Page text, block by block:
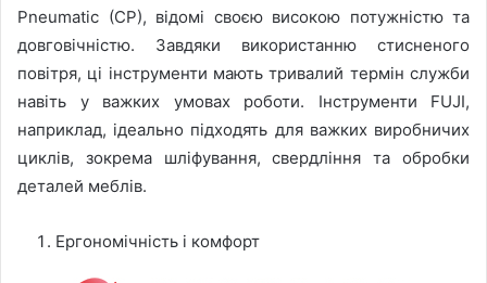
Pneumatic (CP), відомі своєю високою потужністю та
довговічністю. Завдяки використанню стисненого
повітря, ці інструменти мають тривалий термін служби
навіть у важких умовах роботи. Інструменти FUJI,
наприклад, ідеально підходять для важких виробничих
циклів, зокрема шліфування, свердління та обробки
деталей меблів.
Ергономічність і комфорт